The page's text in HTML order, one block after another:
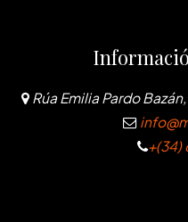
Rúa Emilia Pardo
+(34)